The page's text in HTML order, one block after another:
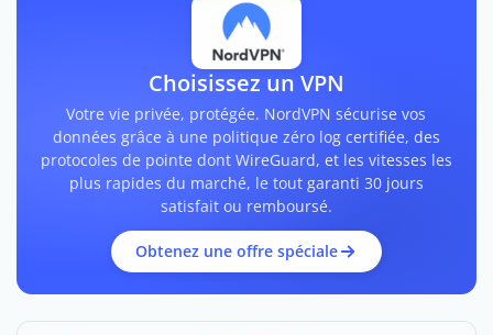
Choisissez un VPN
Votre vie privée, protégée. NordVPN sécurise vos
données grâce à une politique zéro log certifiée, des
protocoles de pointe dont WireGuard, et les vitesses les
plus rapides du marché, le tout garanti 30 jours
satisfait ou remboursé.
Obtenez une offre spéciale